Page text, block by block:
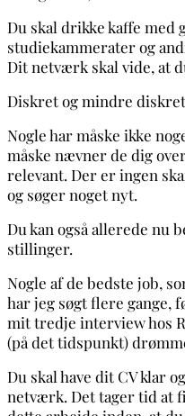
Du skal drikke kaffe med
studiekammerater og
Dit netværk skal vide, at
Diskret og mindre
Nogle har måske ikke
måske nævner de dig
relevant. Der er ingen
og søger noget nyt.
Du kan også allerede nu
stillinger.
Nogle af de bedste job,
har jeg søgt flere gange,
mit tredje interview hos
(på det tidspunkt)
Du skal have dit CV klar
netværk. Det tager tid at